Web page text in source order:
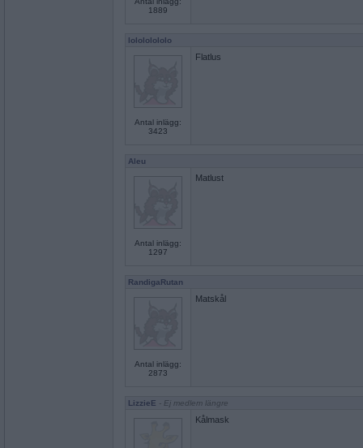
1889
lolololololo
Antal inlägg:
3423
Flatlus
Aleu
Antal inlägg:
1297
Matlust
RandigaRutan
Antal inlägg:
2873
Matskål
LizzieE - Ej medlem längre
Kålmask